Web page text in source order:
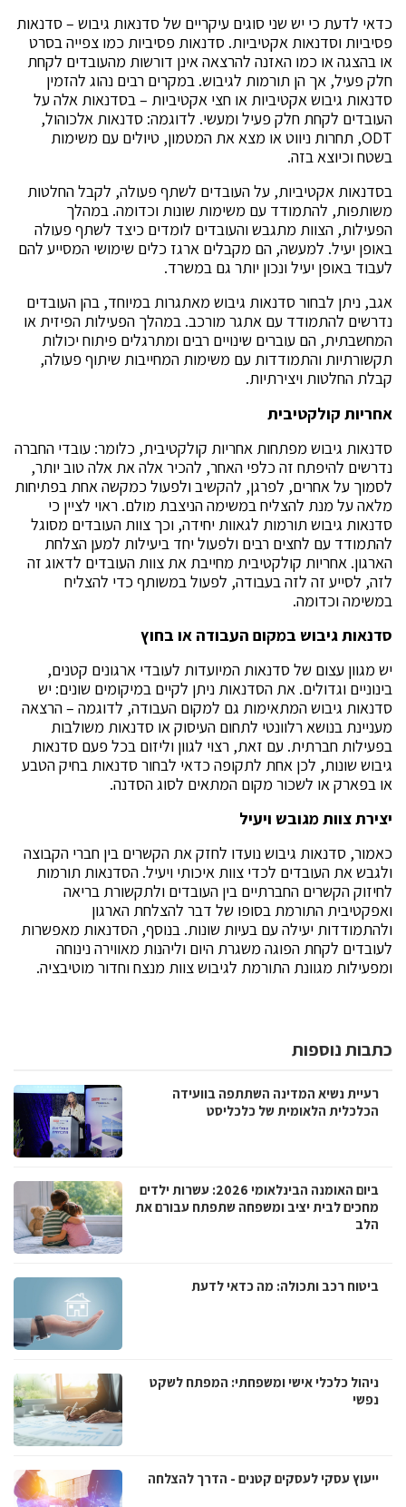
כדאי לדעת כי יש שני סוגים עיקריים של סדנאות גיבוש – סדנאות
פסיביות וסדנאות אקטיביות. סדנאות פסיביות כמו צפייה בסרט
או בהצגה או כמו האזנה להרצאה אינן דורשות מהעובדים לקחת
חלק פעיל, אך הן תורמות לגיבוש. במקרים רבים נהוג להזמין
סדנאות גיבוש אקטיביות או חצי אקטיביות – בסדנאות אלה על
העובדים לקחת חלק פעיל ומעשי. לדוגמה: סדנאות אלכוהול,
ODT, תחרות ניווט או מצא את המטמון, טיולים עם משימות
בשטח וכיוצא בזה.
בסדנאות אקטיביות, על העובדים לשתף פעולה, לקבל החלטות
משותפות, להתמודד עם משימות שונות וכדומה. במהלך
הפעילות, הצוות מתגבש והעובדים לומדים כיצד לשתף פעולה
באופן יעיל. למעשה, הם מקבלים ארגז כלים שימושי המסייע להם
לעבוד באופן יעיל ונכון יותר גם במשרד.
אגב, ניתן לבחור סדנאות גיבוש מאתגרות במיוחד, בהן העובדים
נדרשים להתמודד עם אתגר מורכב. במהלך הפעילות הפיזית או
המחשבתית, הם עוברים שינויים רבים ומתרגלים פיתוח יכולות
תקשורתיות והתמודדות עם משימות המחייבות שיתוף פעולה,
קבלת החלטות ויצירתיות.
אחריות קולקטיבית
סדנאות גיבוש מפתחות אחריות קולקטיבית, כלומר: עובדי החברה
נדרשים להיפתח זה כלפי האחר, להכיר אלה את אלה טוב יותר,
לסמוך על אחרים, לפרגן, להקשיב ולפעול כמקשה אחת בפתיחות
מלאה על מנת להצליח במשימה הניצבת מולם. ראוי לציין כי
סדנאות גיבוש תורמות לגאוות יחידה, וכך צוות העובדים מסוגל
להתמודד עם לחצים רבים ולפעול יחד ביעילות למען הצלחת
הארגון. אחריות קולקטיבית מחייבת את צוות העובדים לדאוג זה
לזה, לסייע זה לזה בעבודה, לפעול במשותף כדי להצליח
במשימה וכדומה.
סדנאות גיבוש במקום העבודה או בחוץ
יש מגוון עצום של סדנאות המיועדות לעובדי ארגונים קטנים,
בינוניים וגדולים. את הסדנאות ניתן לקיים במיקומים שונים: יש
סדנאות גיבוש המתאימות גם למקום העבודה, לדוגמה – הרצאה
מעניינת בנושא רלוונטי לתחום העיסוק או סדנאות משולבות
בפעילות חברתית. עם זאת, רצוי לגוון וליזום בכל פעם סדנאות
גיבוש שונות, לכן אחת לתקופה כדאי לבחור סדנאות בחיק הטבע
או בפארק או לשכור מקום המתאים לסוג הסדנה.
יצירת צוות מגובש ויעיל
כאמור, סדנאות גיבוש נועדו לחזק את הקשרים בין חברי הקבוצה
ולגבש את העובדים לכדי צוות איכותי ויעיל. הסדנאות תורמות
לחיזוק הקשרים החברתיים בין העובדים ולתקשורת בריאה
ואפקטיבית התורמת בסופו של דבר להצלחת הארגון
ולהתמודדות יעילה עם בעיות שונות. בנוסף, הסדנאות מאפשרות
לעובדים לקחת הפוגה משגרת היום וליהנות מאווירה נינוחה
ומפעילות מגוונת התורמת לגיבוש צוות מנצח וחדור מוטיבציה.
כתבות נוספות
רעיית נשיא המדינה השתתפה בוועידה
הכלכלית הלאומית של כלכליסט
ביום האומנה הבינלאומי 2026: עשרות ילדים
מחכים לבית יציב ומשפחה שתפתח עבורם את
הלב
ביטוח רכב ותכולה: מה כדאי לדעת
ניהול כלכלי אישי ומשפחתי: המפתח לשקט
נפשי
ייעוץ עסקי לעסקים קטנים - הדרך להצלחה